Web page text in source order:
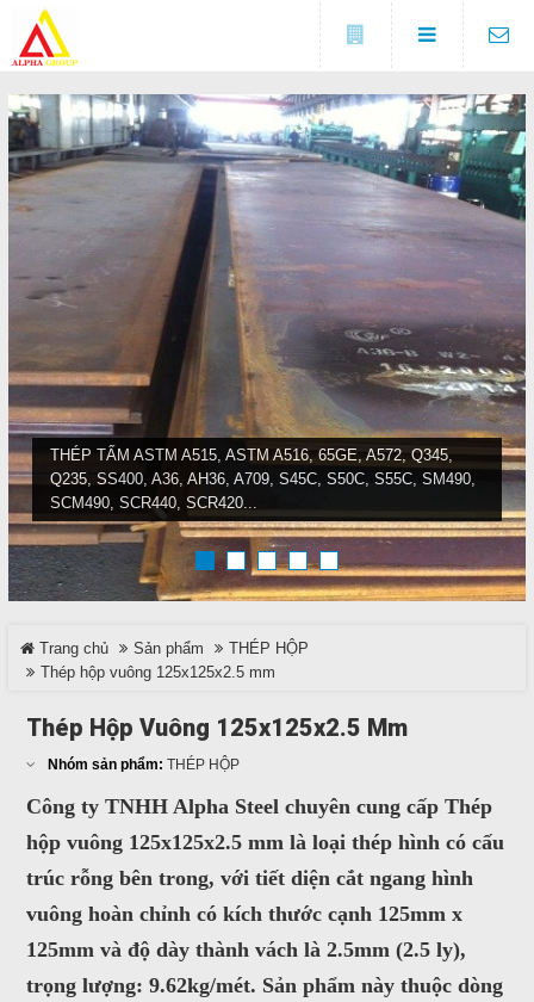
THÉP TẤM ASTM A515, ASTM A516, 65GE, A572, Q345,
Q235, SS400, A36, AH36, A709, S45C, S50C, S55C, SM490,
SCM490, SCR440, SCR420...
Trang chủ Sản phẩm
THÉP HỘP
Thép hộp vuông 125x125x2.5 mm
Thép Hộp Vuông 125x125x2.5 Mm
Nhóm sản phẩm: THÉP HỘP
Công ty TNHH Alpha Steel chuyên cung cấp Thép
hộp vuông 125x125x2.5 mm là loại thép hình có cấu
trúc rỗng bên trong, với tiết diện cắt ngang hình
vuông hoàn chỉnh có kích thước cạnh 125mm x
125mm và độ dày thành vách là 2.5mm (2.5 ly),
trọng lượng: 9.62kg/mét. Sản phẩm này thuộc dòng
DANH MỤC
Sản phẩm
Liên hệ
Đóng
TRÊN MẠNG XÃ HỘI
Facebook
Google
Twitter
LinkedIn
LIÊN HỆ
0937 682 789
LIÊN HỆ
Địa chỉ
Số 5A, KCX Linh Trung 1, P
Linh Trung, TP. Thủ Đức, TP.
HCM
0937682789
(0274) 3729 333
COPYRIGHT 2016. ALL RIGHTS RESERVED